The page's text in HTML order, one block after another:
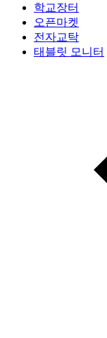
학교장터
오픈마켓
전자교탁
태블릿 모니터